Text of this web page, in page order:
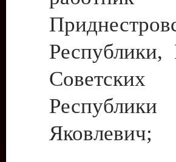
Советских
Яковлевич;